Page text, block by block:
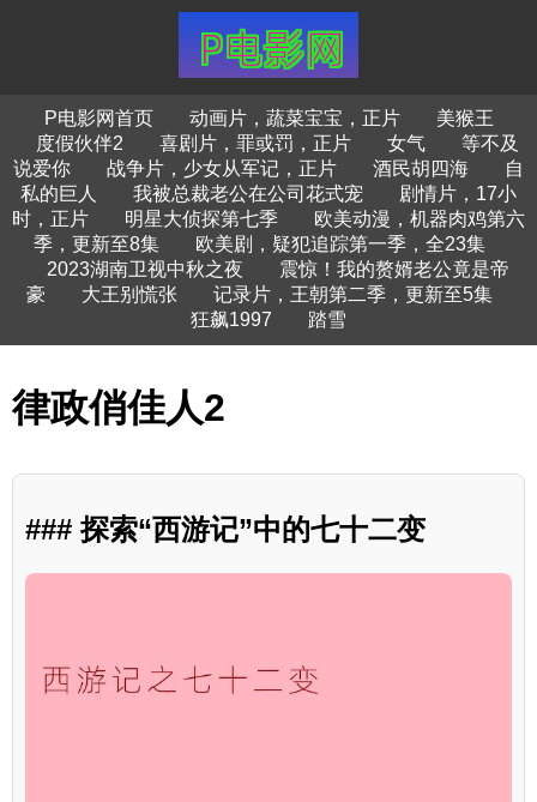
P电影网首页 动画片，蔬菜宝宝，正片
美猴王
度假伙伴2
喜剧片，罪或罚，正片 女气
等不及
说爱你
战争片，少女从军记，正片 酒民胡四海
自
私的巨人
我被总裁老公在公司花式宠
剧情片，17小
时，正片
明星大侦探第七季
欧美动漫，机器肉鸡第六
季，更新至8集
欧美剧，疑犯追踪第一季，全23集
2023湖南卫视中秋之夜
震惊！我的赘婿老公竟是帝
豪
大王别慌张
记录片，王朝第二季，更新至5集
狂飙1997
踏雪
律政俏佳人2
### 探索“西游记”中的七十二变